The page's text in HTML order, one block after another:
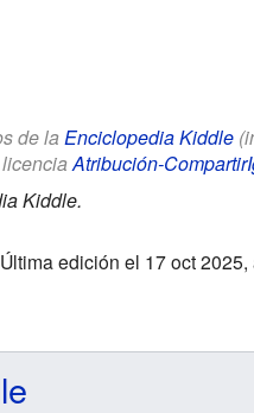
de la Enciclopedia Kiddle
licenciaAtribución-
Kiddle.
Última edición el 17 oct 2025,